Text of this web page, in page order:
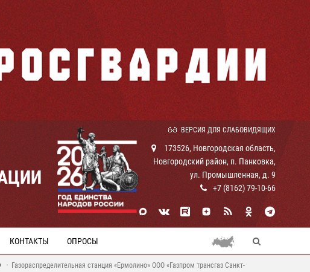
ВЕРСИЯ ДЛЯ СЛАБОВИДЯЩИХ
173526, Новгородская область,
Новгородский район, п. Панковка,
ул. Промышленная, д. 9
+7 (8162) 79-10-66
КОНТАКТЫ ОПРОСЫ
Газораспределительная станция «Ермолино» ООО «Газпром трансгаз Санкт-